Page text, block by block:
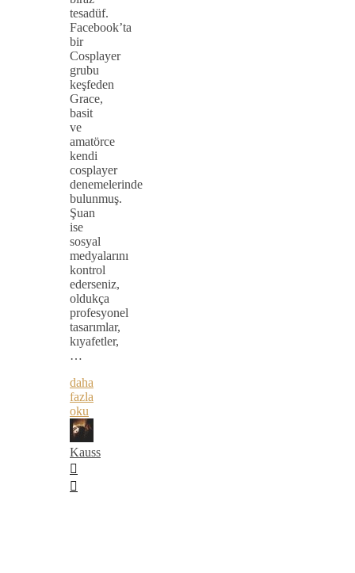
tesadüf.
Facebook’ta
bir
Cosplayer
grubu
keşfeden
Grace,
basit
ve
amatörce
kendi
cosplayer
denemelerinde
bulunmuş.
Şuan
ise
sosyal
medyalarını
kontrol
ederseniz,
oldukça
profesyonel
tasarımlar,
kıyafetler,
…
daha
fazla
oku
Kauss